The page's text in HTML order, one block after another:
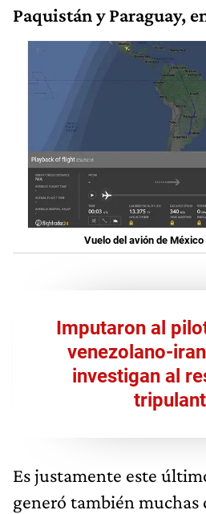
Paquistán y Paraguay,
Vuelo del avión de
Imputaron al
venezolano-
investigan al
Es justamente este
generó también muchas